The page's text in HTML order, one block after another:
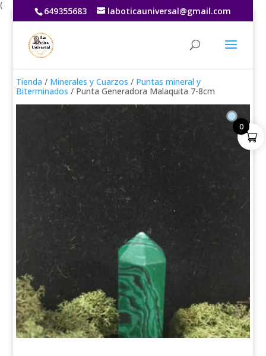
(
649355683 laboticauniversal@gmail.com
Tienda / Minerales y Cuarzos / Puntas mineral y
Biterminados / Punta Generadora Malaquita 7-8cm
0